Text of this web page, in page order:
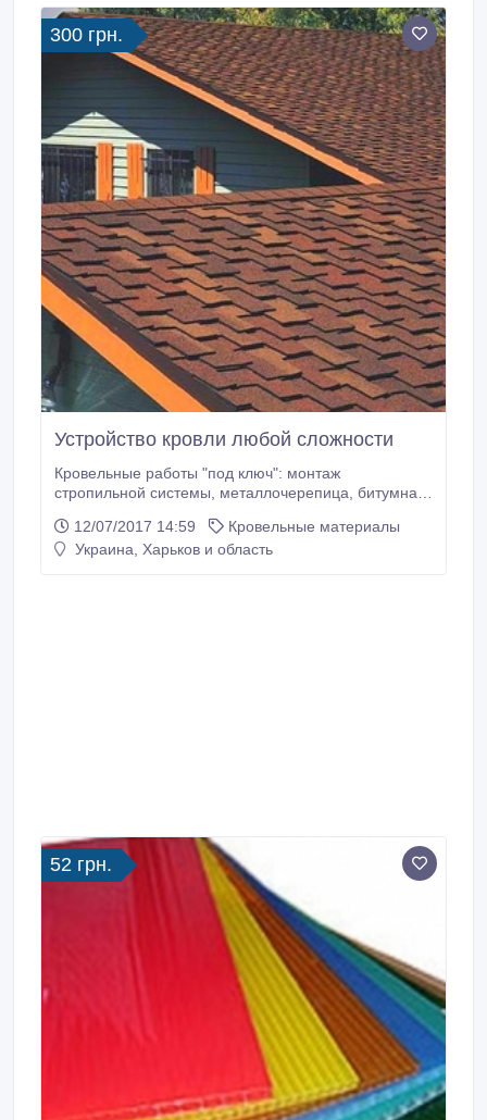
кровли.
300 грн.
Устройство кровли любой сложности
Кровельные работы "под ключ": монтаж
стропильной системы, металлочерепица, битумная
композитная черепица, полимерно-песчанная
черепица, керамическая черепица, утепление
12/07/2017 14:59
Кровельные материалы
Украина, Харьков и область
52 грн.